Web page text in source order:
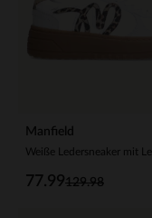
Manfield
129.98
77.99